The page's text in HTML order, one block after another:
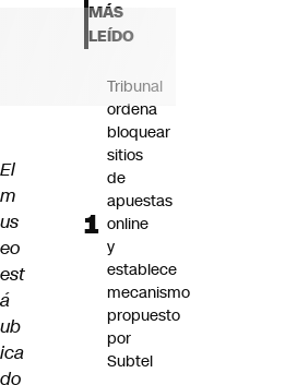
El
m
us
eo
est
á
ub
ica
do
MÁS
LEÍDO
Tribunal
ordena
bloquear
sitios
de
apuestas
online
y
establece
mecanismo
propuesto
por
Subtel